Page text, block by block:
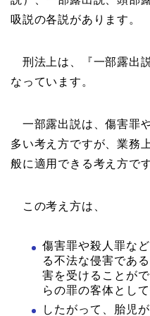
吸説の各説があります。
刑法上は、『一部露出
なっています。
一部露出説は、傷害罪
多い考え方ですが、業務
般に適用できる考え方です
この考え方は、
傷害罪や殺人罪な
る不法な侵害であ
害を受けることが
らの罪の客体とし
したがって、胎児